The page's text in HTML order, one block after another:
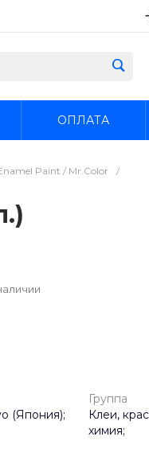
ОПЛАТА
Paint / Mr.Color
/
(Япония);
Группа
Клеи,
химия;